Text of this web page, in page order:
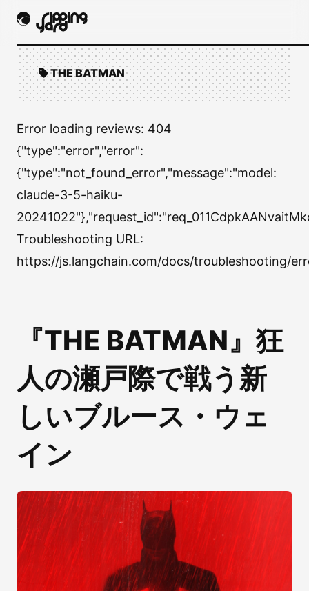
THE BATMAN
Error loading reviews: 404
{"type":"error","error":
{"type":"not_found_error","message":"model:
claude-3-5-haiku-
Troubleshooting URL:
https://js.langchain.com/docs/troubleshooting/
『THE BATMAN』狂
人の瀬戸際で戦う新
しいブルース・ウェ
イン